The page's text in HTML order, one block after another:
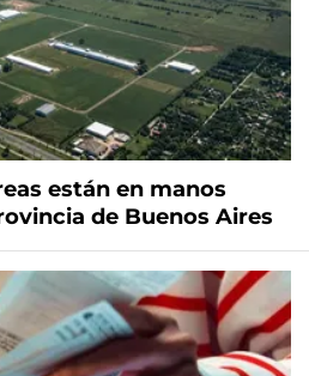
están en manos
de Buenos Aires